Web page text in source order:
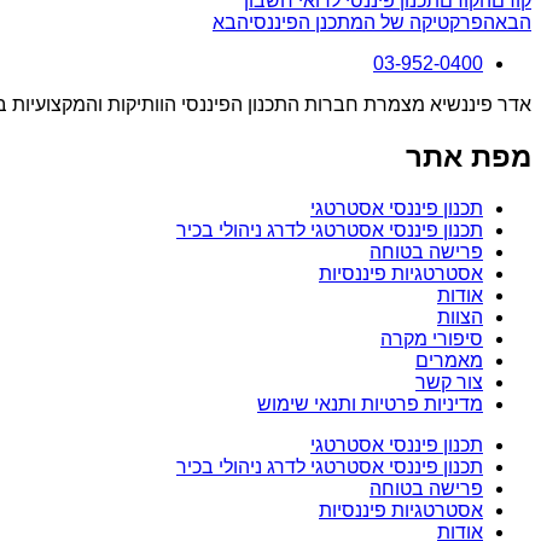
הבאהפרקטיקה של המתכנן הפיננסיהבא
03-952-0400
אדר פיננשיא מצמרת חברות התכנון הפיננסי הוותיקות והמקצועיות
מפת אתר
תכנון פיננסי אסטרטגי
תכנון פיננסי אסטרטגי לדרג ניהולי בכיר
פרישה בטוחה
אסטרטגיות פיננסיות
אודות
הצוות
סיפורי מקרה
מאמרים
צור קשר
מדיניות פרטיות ותנאי שימוש
תכנון פיננסי אסטרטגי
תכנון פיננסי אסטרטגי לדרג ניהולי בכיר
פרישה בטוחה
אסטרטגיות פיננסיות
אודות